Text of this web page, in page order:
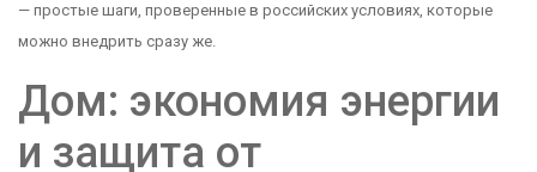
— простые шаги, проверенные в российских условиях, которые
можно внедрить сразу же.
Дом: экономия энергии
и защита от